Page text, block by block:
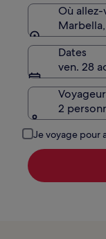
Où allez-
Dates
ven. 28
2
Je voyage pour